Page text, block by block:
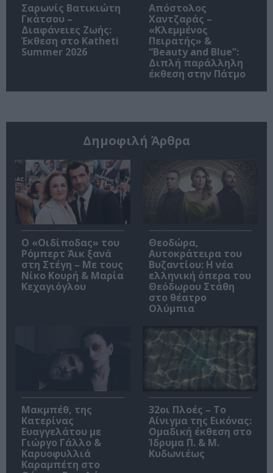
Σαρωνίς Βατικιώτη
Γκάτσου –
Διαφάνειες Ζωής:
Έκθεση στο Katheti
Summer 2026
Απόστολος
Χαντζαράς –
«Κλεμμένος
Πειρατής» &
“Beauty and Blue”:
Διπλή παράλληλη
έκθεση στην Πάτμο
Δημοφιλή Άρθρα
O «Οιδίποδας» του
Ρόμπερτ Άικ ξανά
στη Στέγη – Με τους
Νίκο Κουρή & Μαρία
Κεχαγιόγλου
Θεοδώρα,
Αυτοκράτειρα του
Βυζαντίου: Η νέα
ελληνική όπερα του
Θεόδωρου Στάθη
στο θέατρο
Ολύμπια
Μακμπέθ, της
Κατερίνας
Ευαγγελάτου με
Γιώργο Γάλλο &
Καρυοφυλλιά
Καραμπέτη στο
32οι Πλοές – Το
Αίνιγμα της Εικόνας:
Ομαδική έκθεση στο
Ίδρυμα Π. & Μ.
Κυδωνιέως